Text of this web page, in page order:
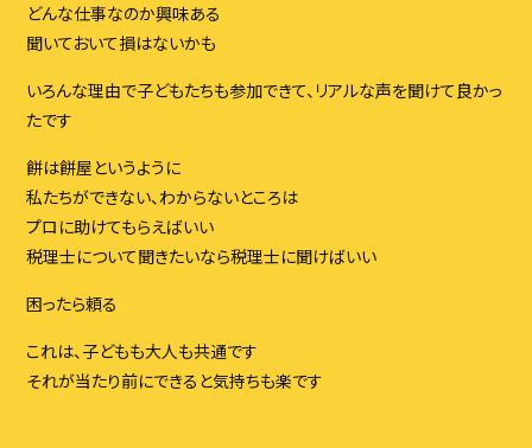
どんな仕事なのか興味ある
聞いておいて損はないかも
いろんな理由で子どもたちも参加できて、リアルな声を聞けて良かっ
たです
餅は餅屋というように
私たちができない、わからないところは
プロに助けてもらえばいい
税理士について聞きたいなら税理士に聞けばいい
困ったら頼る
これは、子どもも大人も共通です
それが当たり前にできると気持ちも楽です